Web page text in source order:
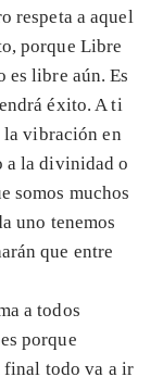
respeta a aquel
porque Libre
es libre aún. Es
éxito. A ti
la vibración en
a la divinidad o
somos muchos
uno tenemos
que entre
a todos
porque
final todo va a ir